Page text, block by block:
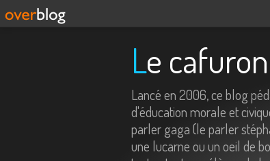
Le cafuron
Lancé en 2006, ce blog
d'éducation morale et
parler gaga (le parler
une lucarne ou un oeil de